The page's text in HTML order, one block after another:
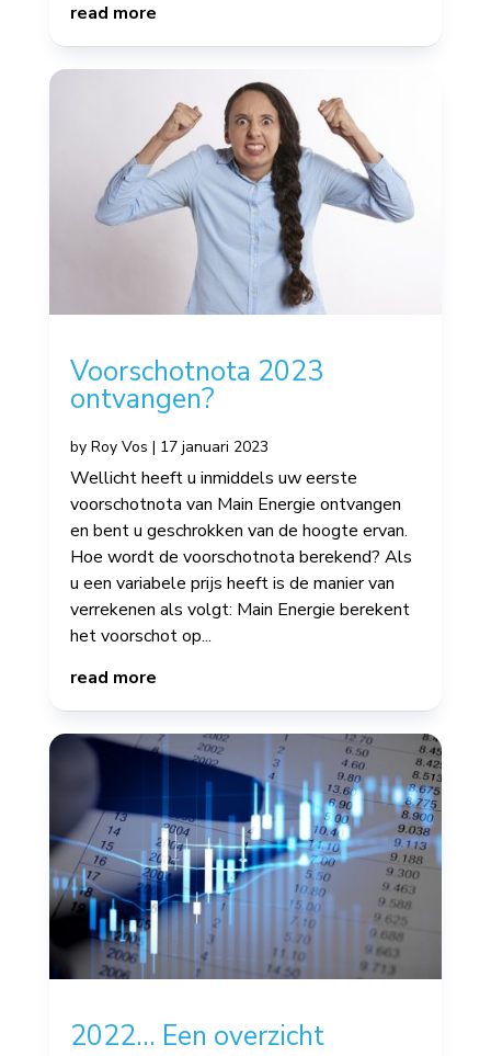
read more
Voorschotnota 2023
ontvangen?
by Roy Vos | 17 januari 2023
Wellicht heeft u inmiddels uw eerste
voorschotnota van Main Energie ontvangen
en bent u geschrokken van de hoogte ervan.
Hoe wordt de voorschotnota berekend? Als
u een variabele prijs heeft is de manier van
verrekenen als volgt: Main Energie berekent
het voorschot op...
read more
2022… Een overzicht